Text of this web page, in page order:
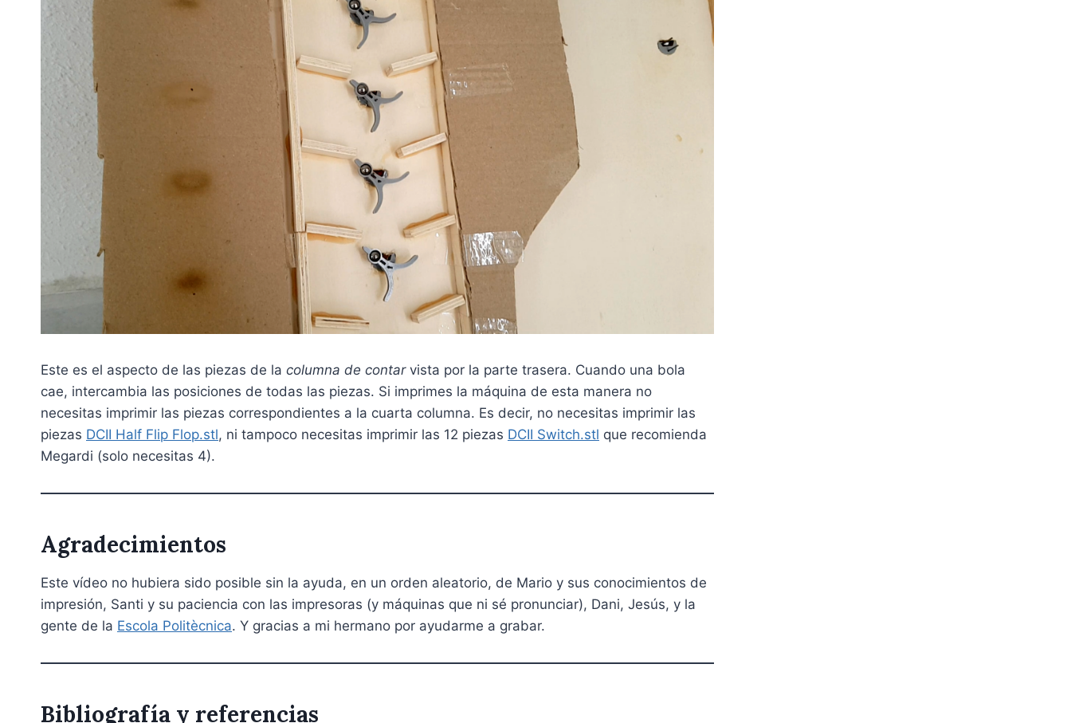
Este es el aspecto de las piezas de la columna de contarvista por la parte trasera. Cuando una bola
cae, intercambia las posiciones de todas las piezas. Si imprimes la máquina de esta manera no
necesitas imprimir las piezas correspondientes a la cuarta columna. Es decir, no necesitas imprimir las
piezas DCII Half Flip Flop.stl, ni tampoco necesitas imprimir las 12 piezas DCII Switch.stl que recomienda
Megardi (solo necesitas 4).
Agradecimientos
Este vídeo no hubiera sido posible sin la ayuda, en un orden aleatorio, de Mario y sus conocimientos de
impresión, Santi y su paciencia con las impresoras (y máquinas que ni sé pronunciar), Dani, Jesús, y la
gente de la Escola Politècnica. Y gracias a mi hermano por ayudarme a grabar.
Bibliografía y referencias